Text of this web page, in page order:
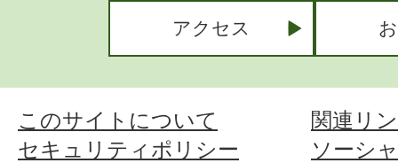
アクセス
このサイトについて
関連リ
セキュリティポリシー
ソーシ